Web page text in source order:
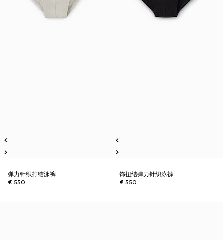
弹力针织打结泳裤
€ 550
饰扭结弹力针织泳裤
€ 550